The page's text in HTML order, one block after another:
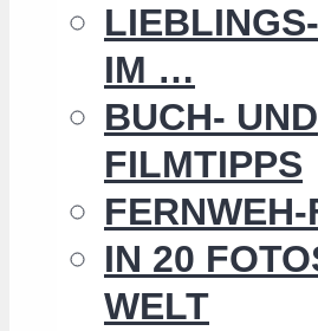
IM …
BUCH- UND
FILMTIPPS
IN 20
WELT